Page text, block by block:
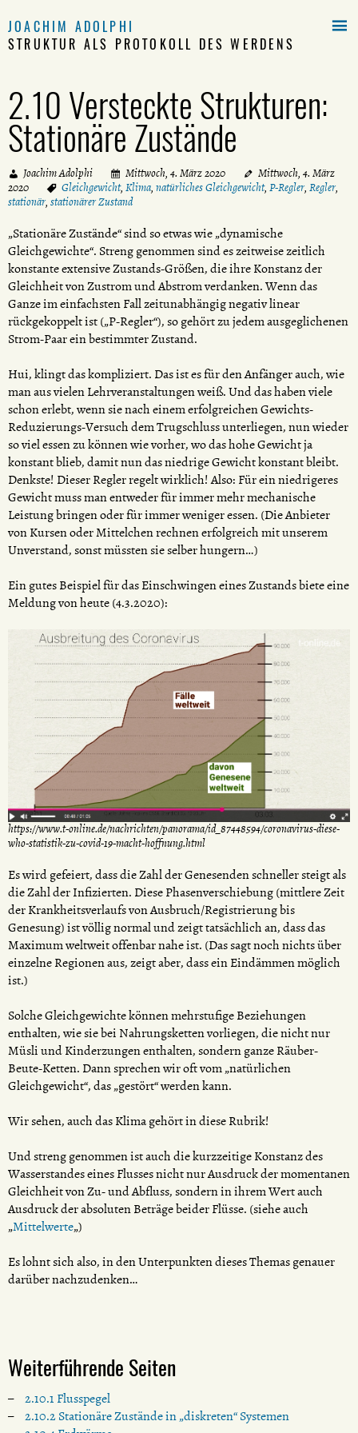
JOACHIM ADOLPHI
STRUKTUR ALS PROTOKOLL DES WERDENS
2.10 Versteckte Strukturen:
Stationäre Zustände
Joachim Adolphi Mittwoch, 4. März 2020
Mittwoch, 4. März
2020
Gleichgewicht, Klima, natürliches Gleichgewicht, P-Regler, Regler,
stationär, stationärer Zustand
„Stationäre Zustände“ sind so etwas wie „dynamische
Gleichgewichte“. Streng genommen sind es zeitweise zeitlich
konstante extensive Zustands-Größen, die ihre Konstanz der
Gleichheit von Zustrom und Abstrom verdanken. Wenn das
Ganze im einfachsten Fall zeitunabhängig negativ linear
rückgekoppelt ist („P-Regler“), so gehört zu jedem ausgeglichenen
Strom-Paar ein bestimmter Zustand.
Hui, klingt das kompliziert. Das ist es für den Anfänger auch, wie
man aus vielen Lehrveranstaltungen weiß. Und das haben viele
schon erlebt, wenn sie nach einem erfolgreichen Gewichts-
Reduzierungs-Versuch dem Trugschluss unterliegen, nun wieder
so viel essen zu können wie vorher, wo das hohe Gewicht ja
konstant blieb, damit nun das niedrige Gewicht konstant bleibt.
Denkste! Dieser Regler regelt wirklich! Also: Für ein niedrigeres
Gewicht muss man entweder für immer mehr mechanische
Leistung bringen oder für immer weniger essen. (Die Anbieter
von Kursen oder Mittelchen rechnen erfolgreich mit unserem
Unverstand, sonst müssten sie selber hungern…)
Ein gutes Beispiel für das Einschwingen eines Zustands biete eine
Meldung von heute (4.3.2020):
https://www.t-online.de/nachrichten/panorama/id_87448594/coronavirus-diese-
who-statistik-zu-covid-19-macht-hoffnung.html
Es wird gefeiert, dass die Zahl der Genesenden schneller steigt als
die Zahl der Infizierten. Diese Phasenverschiebung (mittlere Zeit
der Krankheitsverlaufs von Ausbruch/Registrierung bis
Genesung) ist völlig normal und zeigt tatsächlich an, dass das
Maximum weltweit offenbar nahe ist. (Das sagt noch nichts über
einzelne Regionen aus, zeigt aber, dass ein Eindämmen möglich
ist.)
Solche Gleichgewichte können mehrstufige Beziehungen
enthalten, wie sie bei Nahrungsketten vorliegen, die nicht nur
Müsli und Kinderzungen enthalten, sondern ganze Räuber-
Beute-Ketten. Dann sprechen wir oft vom „natürlichen
Gleichgewicht“, das „gestört“ werden kann.
Wir sehen, auch das Klima gehört in diese Rubrik!
Und streng genommen ist auch die kurzzeitige Konstanz des
Wasserstandes eines Flusses nicht nur Ausdruck der momentanen
Gleichheit von Zu- und Abfluss, sondern in ihrem Wert auch
Ausdruck der absoluten Beträge beider Flüsse. (siehe auch
„Mittelwerte„)
Es lohnt sich also, in den Unterpunkten dieses Themas genauer
darüber nachzudenken…
Weiterführende Seiten
2.10.1 Flusspegel
2.10.2 Stationäre Zustände in „diskreten“ Systemen
